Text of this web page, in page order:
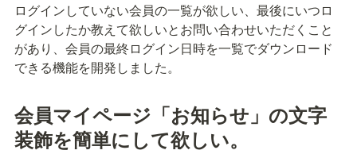
ログインしていない会員の一覧が欲しい、最後にいつロ
グインしたか教えて欲しいとお問い合わせいただくこと
があり、会員の最終ログイン日時を一覧でダウンロード
できる機能を開発しました。
会員マイページ「お知らせ」の文字
装飾を簡単にして欲しい。